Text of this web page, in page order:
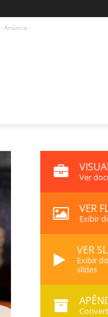
- Anúncio -
Ver
VER
Exibir
VER
Exibir
slides